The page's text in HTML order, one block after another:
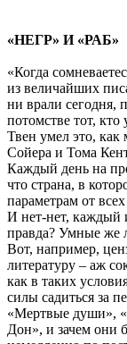
«НЕГР» И «РАБ»
«Когда
из величайших
ни врали сегодня,
потомстве тот,
Твен умел это, как
Сойера и Тома
Каждый день на
что страна, в
параметрам от
И нет-нет, каждый
правда? Умные же
Вот, например,
литературу – аж
как в таких
силы садиться за
«Мертвые души»,
Дон», и зачем они